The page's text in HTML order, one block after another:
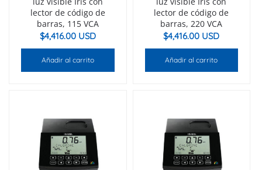
lector de código de
barras, 115 VCA
$4,416.00 USD
Añadir al carrito
lector de código de
barras, 220 VCA
$4,416.00 USD
Añadir al carrito